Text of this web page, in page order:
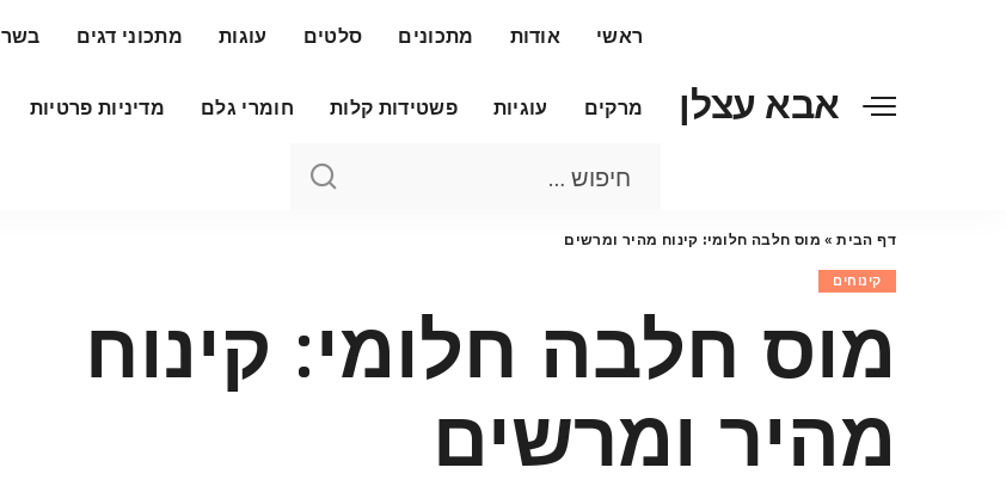
אבא עצלן
ראשי אודות מתכונים סלטים עוגות מתכוני דגים בשר
מרקים עוגיות פשטידות קלות חומרי גלם מדיניות פרטיות
דף הבית» מוס חלבה חלומי: קינוח מהיר ומרשים
קינוחים
מוס חלבה חלומי: קינוח
מהיר ומרשים